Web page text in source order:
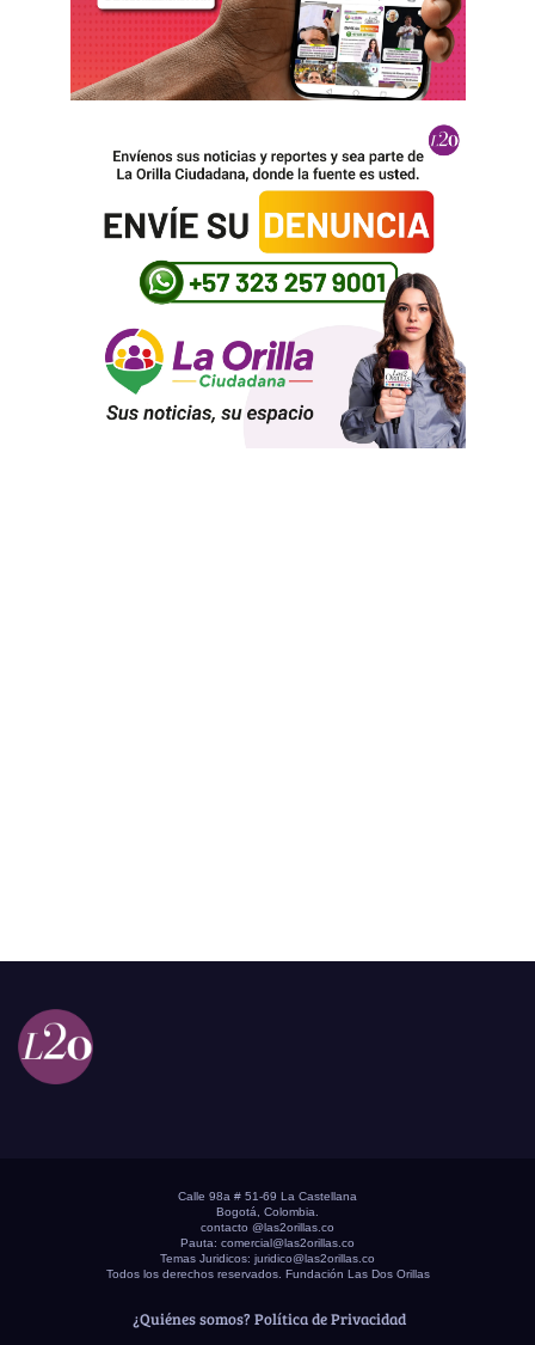
Calle 98a # 51-69 La Castellana
Bogotá, Colombia.
contacto @las2orillas.co
Pauta: comercial@las2orillas.co
Temas Juridicos: juridico@las2orillas.co
Todos los derechos reservados. Fundación Las Dos Orillas
¿Quiénes somos? Política de Privacidad